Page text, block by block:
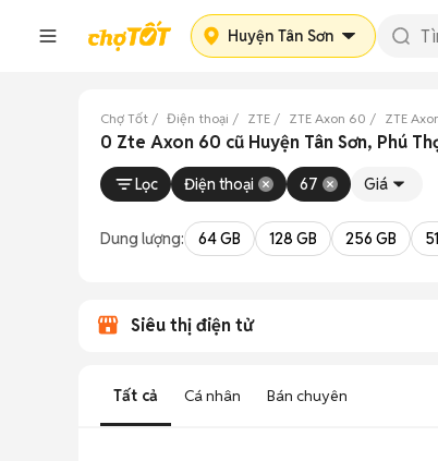
Huyện Tân Sơn
Chợ Tốt Điện thoại ZTE ZTE Axon 60 ZTE
0 Zte Axon 60 cũ Huyện Tân Sơn, Phú
Lọc Điện thoại 67 Giá
Dung lượng: 64 GB 128 GB 256 GB
Siêu thị điện tử
Tất cả Cá nhân Bán chuyên